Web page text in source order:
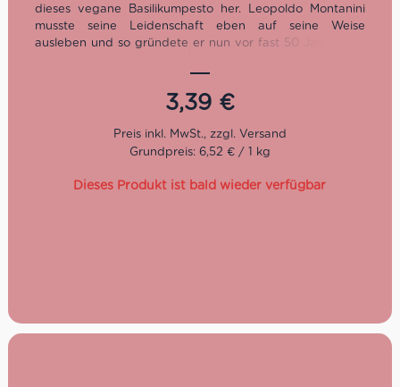
dieses vegane Basilikumpesto her. Leopoldo Montanini
musste seine Leidenschaft eben auf seine Weise
ausleben und so gründete er nun vor fast 50 Jahren die
am Werke. Nur mit frischen, natürlichen und
hochwertigen Zutaten lassen sich so feine Delikatessen
herstellen – Diese ohne Käse.
3,39 €
Grundpreis: 6,52 € / 1 kg
Dieses Produkt ist bald wieder verfügbar